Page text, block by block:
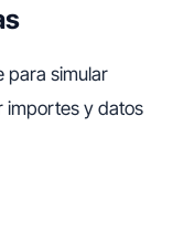
para simular
importes y datos